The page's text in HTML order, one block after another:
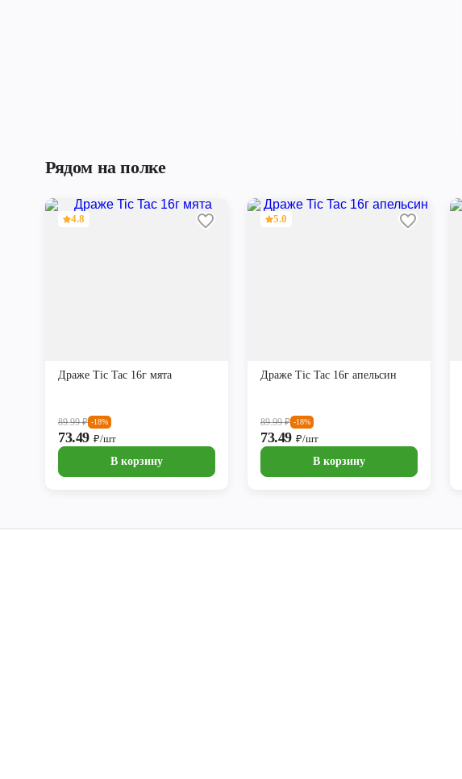
Рядом на полке
4.8
Драже Tic Tac 16г мята
89.99₽ -18%
73.49 ₽/шт
В корзину
5.0
Драже Tic Tac 16г апельсин
89.99₽ -18%
73.49 ₽/шт
В корзину